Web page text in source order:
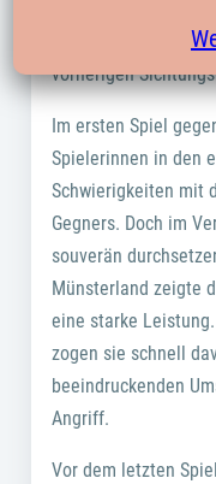
ohne Punktverlust,
vorherigen
Im ersten Spiel
Spielerinnen in den
Schwierigkeiten mit
Gegners. Doch im
souverän
Münsterland zeigte
eine starke
zogen sie schnell
beeindruckenden
Angriff.
Vor dem letzten